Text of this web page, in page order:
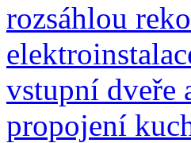
rozsáhlou
vstupní dveře
propojení